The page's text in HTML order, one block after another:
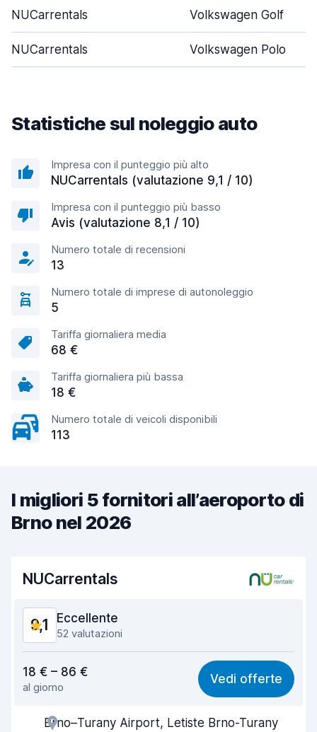
NUCarrentals Volkswagen Golf
NUCarrentals Volkswagen Polo
Statistiche sul noleggio auto
Impresa con il punteggio più alto
NUCarrentals (valutazione 9,1 / 10)
Impresa con il punteggio più basso
Avis (valutazione 8,1 / 10)
Numero totale di recensioni
13
Numero totale di imprese di autonoleggio
5
Tariffa giornaliera media
68 €
Tariffa giornaliera più bassa
18 €
Numero totale di veicoli disponibili
113
I migliori 5 fornitori all’aeroporto di
Brno nel 2026
NUCarrentals
9,1 Eccellente
52 valutazioni
8,9
Facile da trovare 9,4
Gentilezza degli agenti 8,5
18 € – 86 €
al giorno
Vedi offerte
Brno–Turany Airport, Letiste Brno-Turany